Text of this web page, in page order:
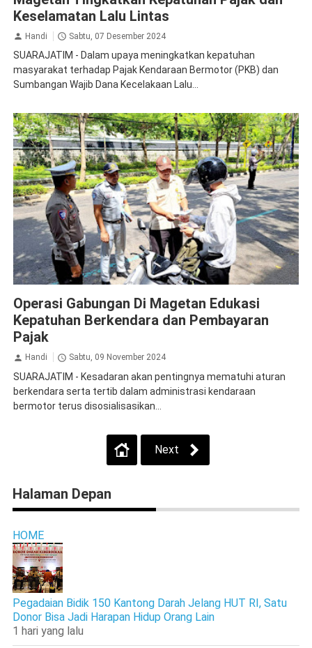
Keselamatan Lalu Lintas
Handi Sabtu, 07 Desember 2024
SUARAJATIM - Dalam upaya meningkatkan kepatuhan
masyarakat terhadap Pajak Kendaraan Bermotor (PKB) dan
Sumbangan Wajib Dana Kecelakaan Lalu...
Operasi Gabungan Di Magetan Edukasi
Kepatuhan Berkendara dan Pembayaran
Pajak
Handi Sabtu, 09 November 2024
SUARAJATIM - Kesadaran akan pentingnya mematuhi aturan
berkendara serta tertib dalam administrasi kendaraan
bermotor terus disosialisasikan...
Next
Halaman Depan
HOME
Pegadaian Bidik 150 Kantong Darah Jelang HUT RI, Satu
Donor Bisa Jadi Harapan Hidup Orang Lain
1 hari yang lalu